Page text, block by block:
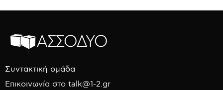
Συντακτική ομάδα
Επικοινωνία στο talk@1-2.gr